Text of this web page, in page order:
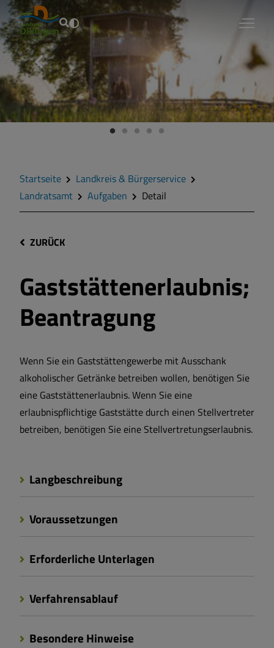
Fouad Vollmer
Startseite
Landkreis & Bürgerservice
Landratsamt
Aufgaben Detail
ZURÜCK
Gaststättenerlaubnis;
Beantragung
Wenn Sie ein Gaststättengewerbe mit Ausschank
alkoholischer Getränke betreiben wollen, benötigen Sie
eine Gaststättenerlaubnis. Wenn Sie eine
erlaubnispflichtige Gaststätte durch einen Stellvertreter
betreiben, benötigen Sie eine Stellvertretungserlaubnis.
Langbeschreibung
Voraussetzungen
Erforderliche Unterlagen
Verfahrensablauf
Besondere Hinweise